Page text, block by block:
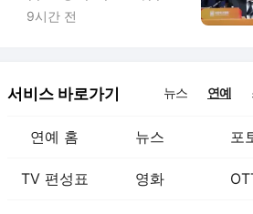
의 반격 "홍명보 선임 기
9시간 전
서비스 바로가기 뉴스 연예
연예 홈 뉴스 포
TV 편성표 영화